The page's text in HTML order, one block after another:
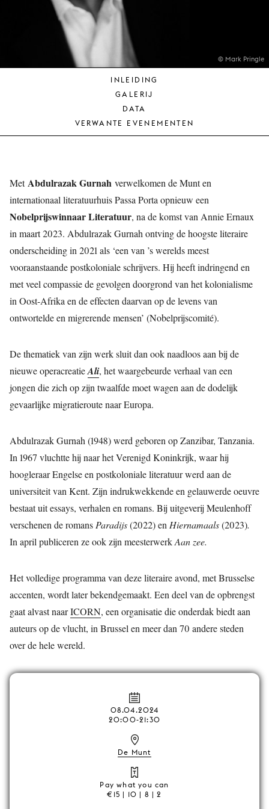
ONS
© Mark Pringle
INLEIDING
GALERIJ
DATA
VERWANTE EVENEMENTEN
MetAbdulrazak Gurnah verwelkomen de Munt en
internationaal literatuurhuis Passa Porta opnieuw een
Nobelprijswinnaar Literatuur, na de komst van Annie Ernaux
in maart 2023. Abdulrazak Gurnah ontving de hoogste literaire
onderscheiding in 2021 als ‘een van ’s werelds meest
vooraanstaande postkoloniale schrijvers. Hij heeft indringend en
met veel compassie de gevolgen doorgrond van het kolonialisme
in Oost-Afrika en de effecten daarvan op de levens van
ontwortelde en migrerende mensen’ (Nobelprijscomité).
De thematiek van zijn werk sluit dan ook naadloos aan bij de
nieuwe operacreatieAli, het waargebeurde verhaal van een
jongen die zich op zijn twaalfde moet wagen aan de dodelijk
gevaarlijke migratieroute naar Europa.
Abdulrazak Gurnah (1948) werd geboren op Zanzibar, Tanzania.
In 1967 vluchtte hij naar het Verenigd Koninkrijk, waar hij
hoogleraar Engelse en postkoloniale literatuur werd aan de
universiteit van Kent. Zijn indrukwekkende en gelauwerde oeuvre
bestaat uit essays, verhalen en romans. Bij uitgeverij Meulenhoff
verschenen de romans Paradijs(2022) en Hiernamaals(2023).
In april publiceren ze ook zijn meesterwerkAan zee.
Het volledige programma van deze literaire avond, met Brusselse
accenten, wordt later bekendgemaakt. Een deel van de opbrengst
gaat alvast naarICORN, een organisatie die onderdak biedt aan
auteurs op de vlucht, in Brussel en meer dan 70 andere steden
over de hele wereld.
08.04.2024
20:00-21:30
De Munt
Pay what you can
€15 | 10 | 8 | 2